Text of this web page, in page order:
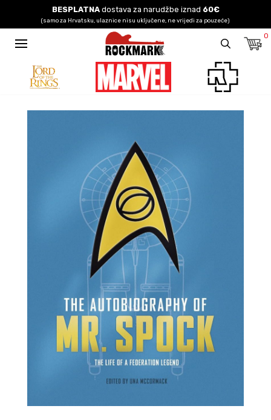
BESPLATNAdostava za narudžbe iznad 60€
(samo za Hrvatsku, ulaznice nisu uključene, ne vrijedi za pouzeće)
0